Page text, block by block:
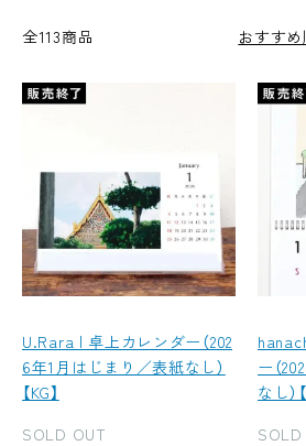
全113商品 おすすめ
U.Rara | 卓上カレンダー（202
6年1月はじまり／表紙なし）
【KG】
SOLD OUT
ー（
なし）